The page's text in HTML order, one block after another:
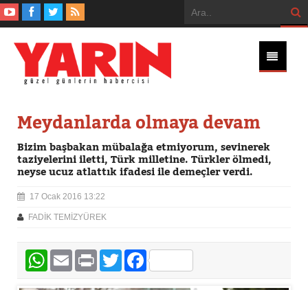
Meydanlarda olmaya devam
Bizim başbakan mübalağa etmiyorum, sevinerek
taziyelerini iletti, Türk milletine. Türkler ölmedi,
neyse ucuz atlattık ifadesi ile demeçler verdi.
17 Ocak 2016 13:22
FADİK TEMİZYÜREK
WhatsApp
EmailPrint TwitterFacebook